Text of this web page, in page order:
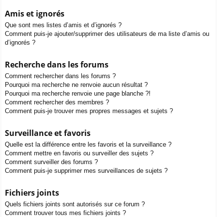
Amis et ignorés
Que sont mes listes d’amis et d’ignorés ?
Comment puis-je ajouter/supprimer des utilisateurs de ma liste d’amis ou
d’ignorés ?
Recherche dans les forums
Comment rechercher dans les forums ?
Pourquoi ma recherche ne renvoie aucun résultat ?
Pourquoi ma recherche renvoie une page blanche ?!
Comment rechercher des membres ?
Comment puis-je trouver mes propres messages et sujets ?
Surveillance et favoris
Quelle est la différence entre les favoris et la surveillance ?
Comment mettre en favoris ou surveiller des sujets ?
Comment surveiller des forums ?
Comment puis-je supprimer mes surveillances de sujets ?
Fichiers joints
Quels fichiers joints sont autorisés sur ce forum ?
Comment trouver tous mes fichiers joints ?